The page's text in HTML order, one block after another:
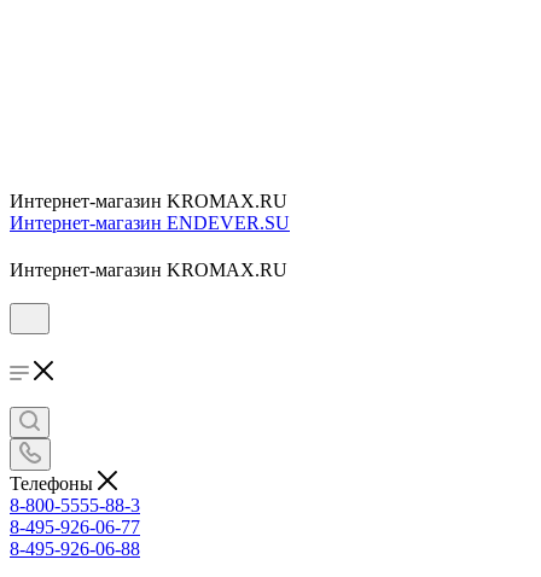
Интернет-магазин KROMAX.RU
Интернет-магазин ENDEVER.SU
Интернет-магазин KROMAX.RU
Телефоны
8-800-5555-88-3
8-495-926-06-77
8-495-926-06-88